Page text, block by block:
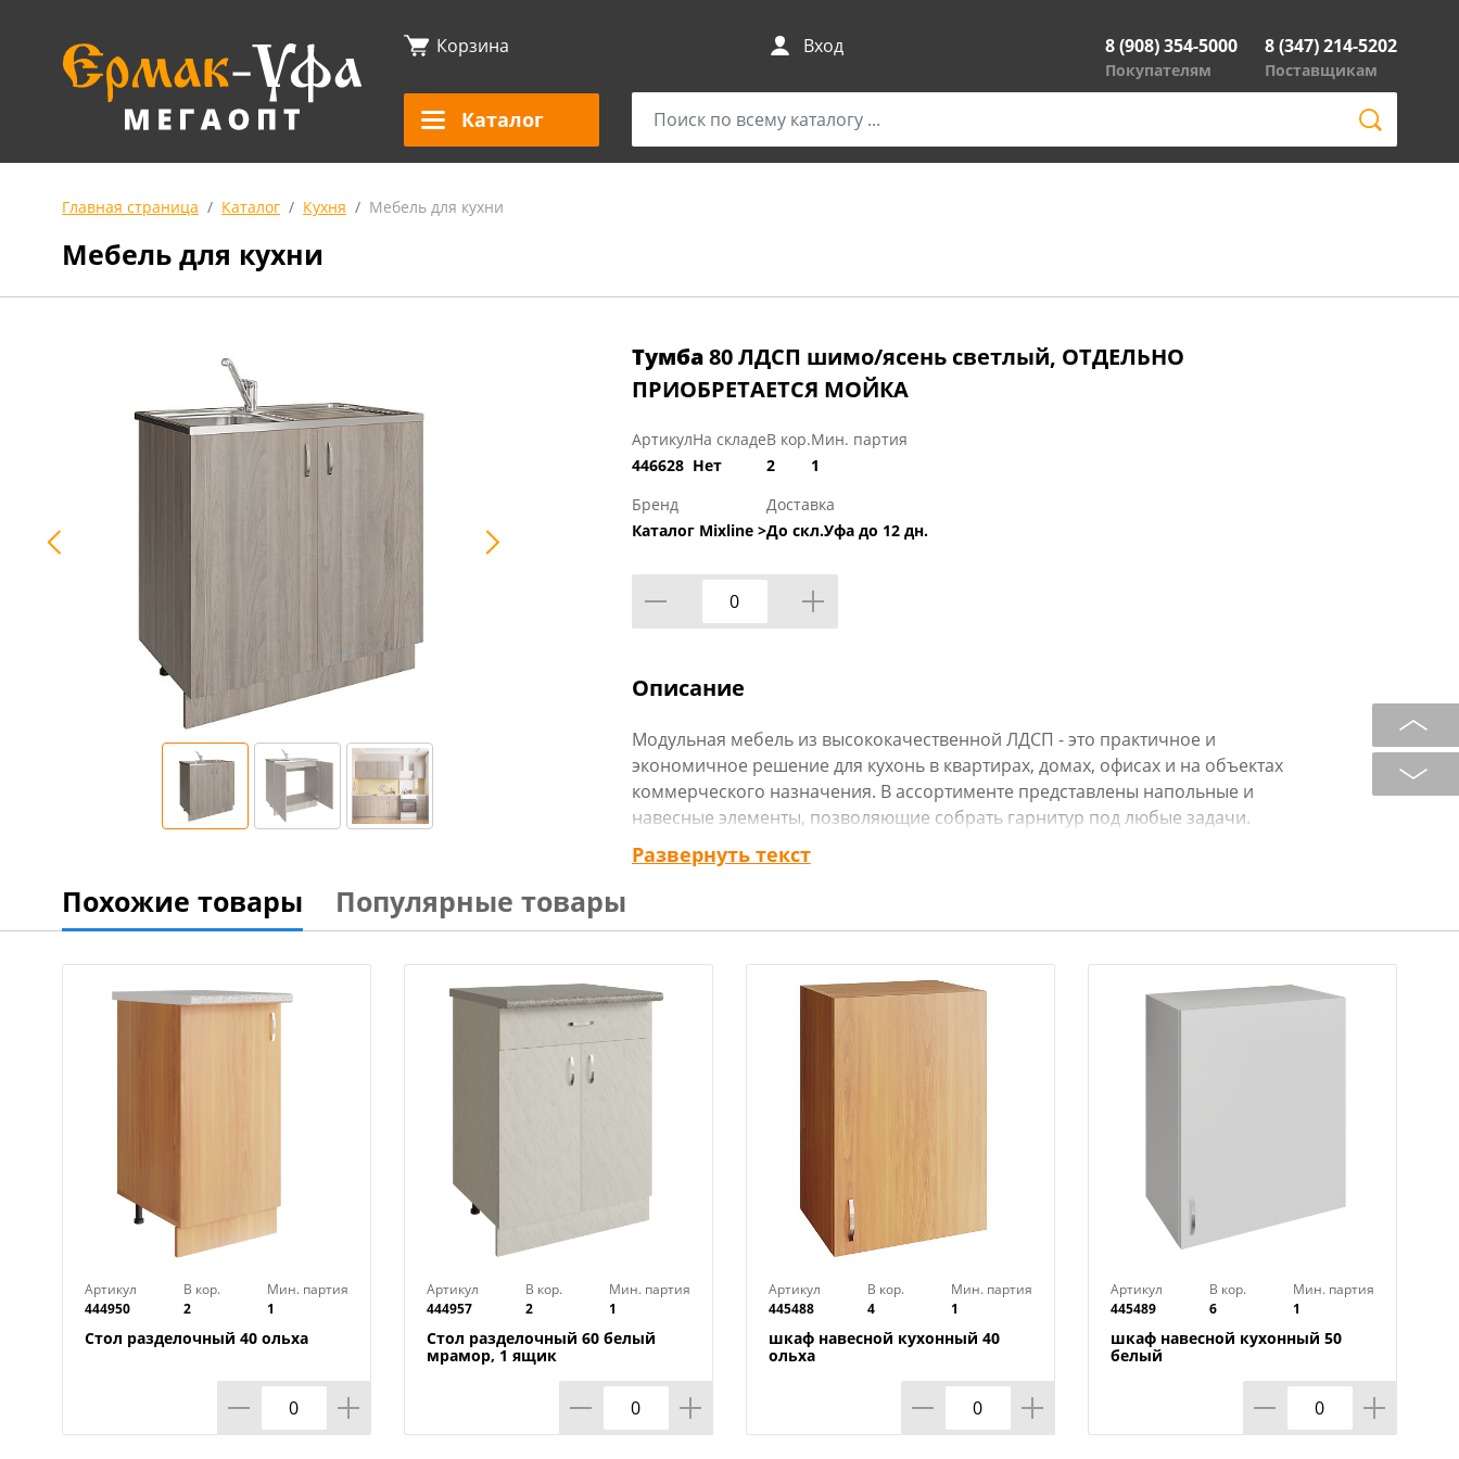
Корзина Вход 8 (908) 354-5000
Покупателям
8 (347) 214-5202
Поставщикам
Каталог
Главная страница Каталог Кухня Мебель для кухни
Мебель для кухни
Тумба80 ЛДСП шимо/ясень светлый, ОТДЕЛЬНО
ПРИОБРЕТАЕТСЯ МОЙКА
Артикул
446628
На складе
Нет
В кор.
2
Мин. партия
1
Бренд
Каталог Mixline >
Доставка
До скл.Уфа до 12 дн.
Описание
Модульная мебель из высококачественной ЛДСП - это практичное и
экономичное решение для кухонь в квартирах, домах, офисах и на объектах
коммерческого назначения. В ассортименте представлены напольные и
навесные элементы, позволяющие собрать гарнитур под любые задачи.
- Изделия оснащены цоколем, который защищает корпус от контакта с
полом и облегчает уборку.
- Регулируемые ножки позволяют выставить мебель по уровню даже на
к стене, оставляя пространство для прокладки коммуникаций
Навесные шкафы:
- Доступны в двух вариантах исполнения: с полками или с посудосушкой.
- При необходимости посудосушку можно приобрести отдельно и
установить в шкаф самостоятельно.
Развернуть текст
Похожие товары Популярные товары
Артикул
444950
В кор.
2
Мин. партия
1
Стол разделочный 40 ольха
Артикул
444957
В кор.
2
Мин. партия
1
Стол разделочный 60 белый
мрамор, 1 ящик
Артикул
445488
В кор.
4
Мин. партия
1
шкаф навесной кухонный 40
ольха
Артикул
445489
В кор.
6
Мин. партия
1
шкаф навесной кухонный 50
белый